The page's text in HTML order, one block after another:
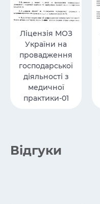
Ліцензія МОЗ
України на
провадження
господарської
діяльності з
медичної
практики-01
Вiдгуки